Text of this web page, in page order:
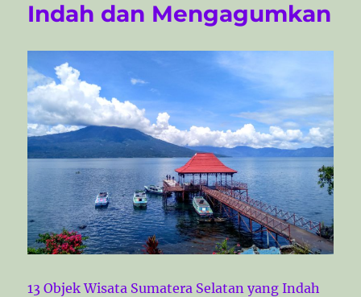
Indah dan Mengagumkan
13 Objek Wisata Sumatera Selatan yang Indah